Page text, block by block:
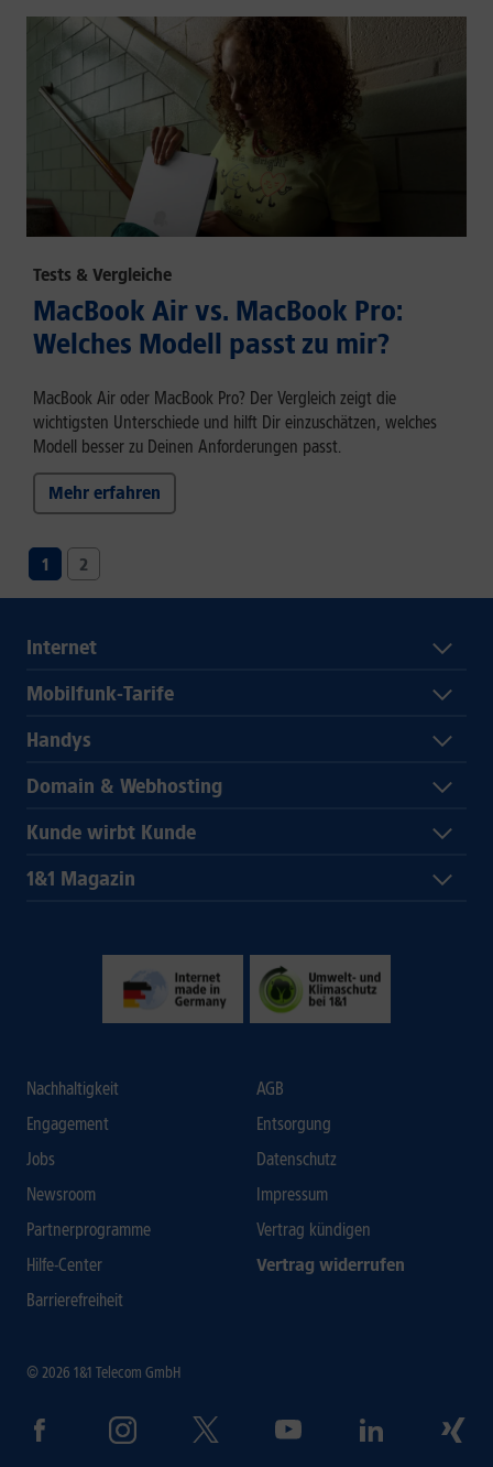
Tests & Vergleiche
MacBook Air vs. MacBook Pro:
Welches Modell passt zu mir?
MacBook Air oder MacBook Pro? Der Vergleich zeigt die
wichtigsten Unterschiede und hilft Dir einzuschätzen, welches
Modell besser zu Deinen Anforderungen passt.
Mehr erfahren
1 2
Internet
Mobilfunk-Tarife
Handys
Domain & Webhosting
Kunde wirbt Kunde
1&1 Magazin
Nachhaltigkeit
Engagement
Jobs
Newsroom
Partnerprogramme
Hilfe-Center
Barrierefreiheit
AGB
Entsorgung
Datenschutz
Impressum
Vertrag kündigen
Vertrag widerrufen
© 2026 1&1 Telecom GmbH